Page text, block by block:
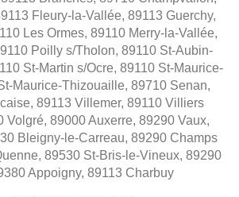
Fleury-la-Vallée, 89113 Guerchy,
Les Ormes, 89110 Merry-la-Vallée,
Poilly s/Tholon, 89110 St-Aubin-
St-Martin s/Ocre, 89110 St-Maurice-
Maurice-Thizouaille, 89710 Senan,
89113 Villemer, 89110 Villiers
Volgré, 89000 Auxerre, 89290 Vaux,
Bleigny-le-Carreau, 89290 Champs
89530 St-Bris-le-Vineux, 89290
Appoigny, 89113 Charbuy